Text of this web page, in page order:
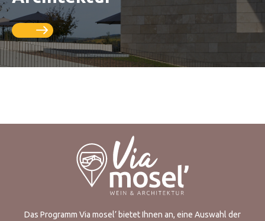
Das Programm Via mosel’ bietet Ihnen an, eine Auswahl der